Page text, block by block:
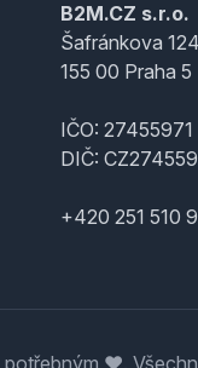
B2M.CZ s.r.o.
Šafránkova
155 00 Praha 5
IČO: 27455971
DIČ:
+420 251 510